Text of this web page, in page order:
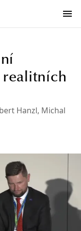
realitních
Hanzl, Michal